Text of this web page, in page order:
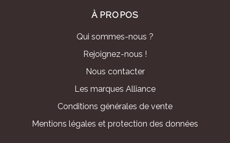
À PROPOS
Qui sommes-nous ?
Rejoignez-nous !
Nous contacter
Les marques Alliance
Conditions générales de vente
Mentions légales et protection des données